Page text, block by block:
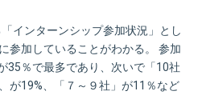
インターンシップ参加状況」とし
参加していることがわかる。 参加
35％で最多であり、次いで「10社
が19%、「７～９社」が11％など